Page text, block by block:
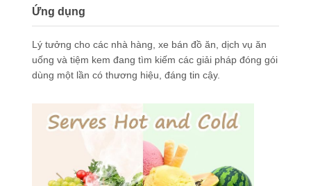
Ứng dụng
Lý tưởng cho các nhà hàng, xe bán đồ ăn, dịch vụ ăn
uống và tiệm kem đang tìm kiếm các giải pháp đóng gói
dùng một lần có thương hiệu, đáng tin cậy.